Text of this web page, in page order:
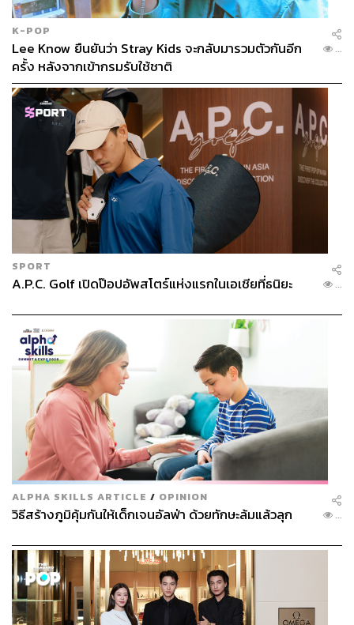
K-POP
Lee Know ยืนยันว่า Stray Kids จะกลับมารวมตัวกันอีก
ครั้ง หลังจากเข้ากรมรับใช้ชาติ
...
SPORT
A.P.C. Golf เปิดป๊อปอัพสโตร์แห่งแรกในเอเชียที่ธนิยะ ...
ALPHA SKILLS ARTICLE / OPINION
วิธีสร้างภูมิคุ้มกันให้เด็กเจนอัลฟ่า ด้วยทักษะล้มแล้วลุก ...